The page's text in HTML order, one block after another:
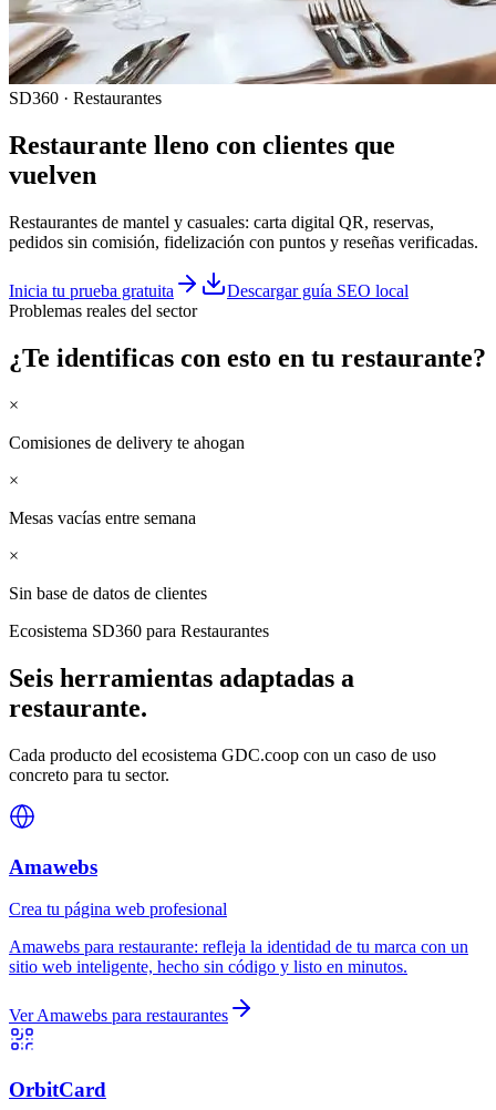
SD360 · Restaurantes
Restaurante lleno con clientes que
vuelven
Restaurantes de mantel y casuales: carta digital QR, reservas,
pedidos sin comisión, fidelización con puntos y reseñas verificadas.
Inicia tu prueba gratuita
Descargar guía SEO local
Problemas reales del sector
¿Te identificas con esto en tu restaurante?
×
Comisiones de delivery te ahogan
×
Mesas vacías entre semana
×
Sin base de datos de clientes
Ecosistema SD360 para Restaurantes
Seis herramientas adaptadas a
restaurante.
Cada producto del ecosistema GDC.coop con un caso de uso
concreto para tu sector.
Amawebs
Crea tu página web profesional
Amawebs para restaurante: refleja la identidad de tu marca con un
sitio web inteligente, hecho sin código y listo en minutos.
VerAmawebs para restaurantes
OrbitCard